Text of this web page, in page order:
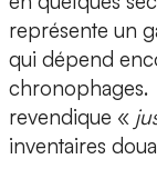
représente un
qui dépend
chronophages.
revendique «
inventaires